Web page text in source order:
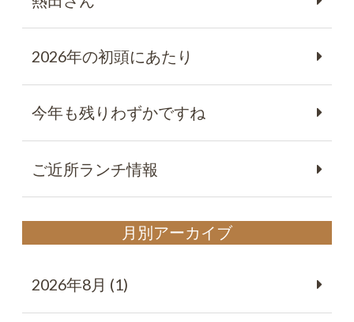
2026年の初頭にあたり
今年も残りわずかですね
ご近所ランチ情報
月別アーカイブ
2026年8月 (1)